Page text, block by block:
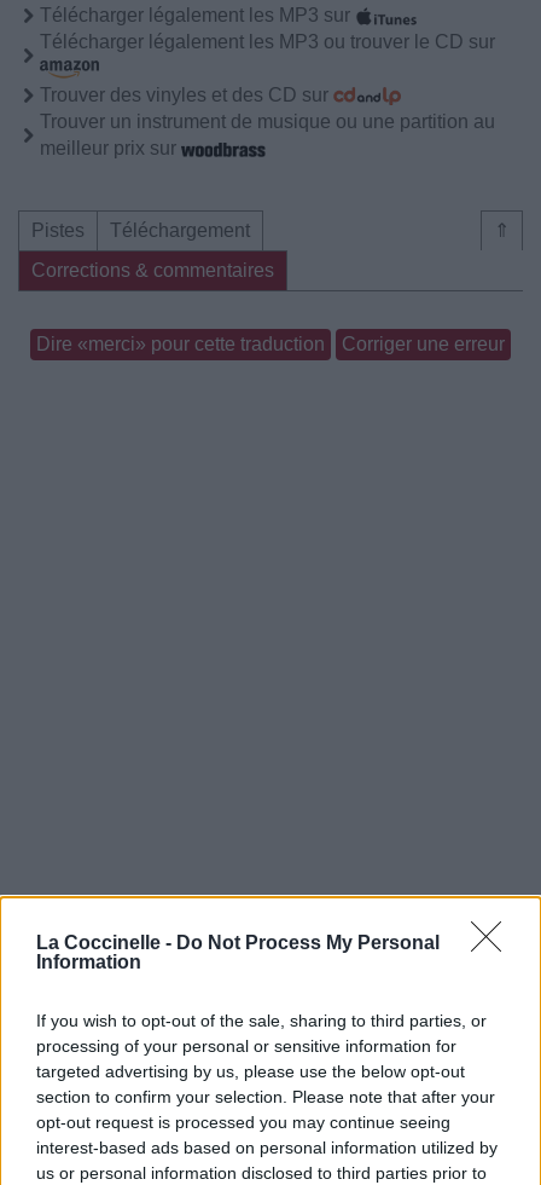
La Coccinelle - Do Not Process My Personal
Information
If you wish to opt-out of the sale, sharing to third parties, or
processing of your personal or sensitive information for
targeted advertising by us, please use the below opt-out
section to confirm your selection. Please note that after your
opt-out request is processed you may continue seeing
interest-based ads based on personal information utilized by
us or personal information disclosed to third parties prior to
Télécharger légalement les MP3 sur
Télécharger légalement les MP3 ou trouver le CD sur
Trouver des vinyles et des CD sur
Trouver un instrument de musique ou une partition au
meilleur prix sur
⇑
Pistes
Téléchargement
Corrections & commentaires
Dire «merci» pour cette traduction Corriger une erreur